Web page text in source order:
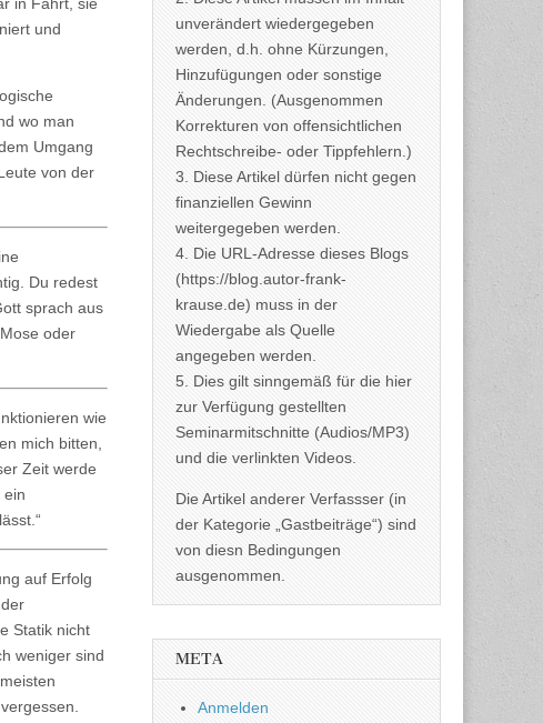
und
wo man
Umgang
von der
Du redest
sprach aus
oder
wie
mich bitten,
Zeit werde
ein
auf Erfolg
Statik nicht
weniger sind
unverändert wiedergegeben
werden, d.h. ohne Kürzungen,
Hinzufügungen oder sonstige
Änderungen. (Ausgenommen
Korrekturen von offensichtlichen
Rechtschreibe- oder Tippfehlern.)
3. Diese Artikel dürfen nicht gegen
finanziellen Gewinn
weitergegeben werden.
4. Die URL-Adresse dieses Blogs
(https://blog.autor-frank-
krause.de) muss in der
Wiedergabe als Quelle
angegeben werden.
5. Dies gilt sinngemäß für die hier
zur Verfügung gestellten
Seminarmitschnitte (Audios/MP3)
und die verlinkten Videos.
Die Artikel anderer Verfassser (in
der Kategorie „Gastbeiträge“) sind
von diesn Bedingungen
ausgenommen.
META
Anmelden